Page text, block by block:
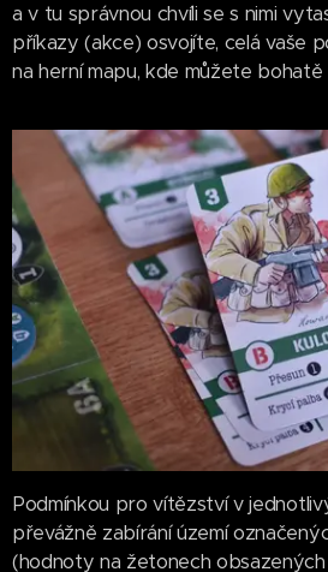
a v tu správnou chvíli se s nimi
příkazy (akce) osvojíte, celá vaše
na herní mapu, kde můžete
Podmínkou pro vítězství v
převážně zabírání území
(hodnoty na žetonech